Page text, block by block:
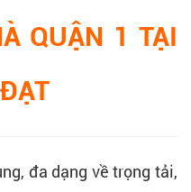
QUẬN 1 TẠI
đa dạng về trọng tải,